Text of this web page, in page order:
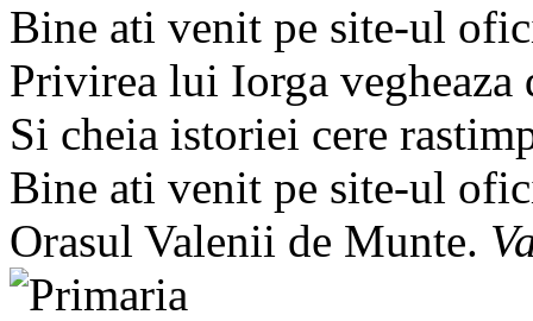
Bine ati venit pe site-ul
Privirea lui Iorga
Si cheia istoriei cere
Bine ati venit pe site-ul
Orasul Valenii de Munte.